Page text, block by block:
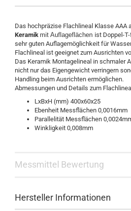
Das hochpräzise Flachlineal Klasse AAA
Keramik mit Auflageflächen ist Doppel-
sehr guten Auflagemöglichkeit für
Flachlineal ist geeignet zum Ausrichten
Das Keramik Montagelineal in schmaler
nicht nur das Eigengewicht verringern
Handling beim Ausrichten ermöglichen.
Abmessungen und Details zum
LxBxH (mm) 400x60x25
Ebenheit Messflächen 0,0016mm
Parallelität Messflächen
Winkligkeit 0,008mm
Messmittel Bewertung
Hersteller Informationen